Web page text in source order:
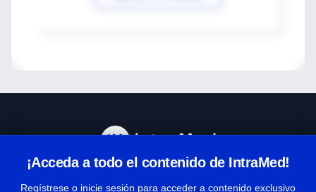
¡Acceda a todo el contenido de IntraMed!
Regístrese o inicie sesión para acceder a contenido exclusivo